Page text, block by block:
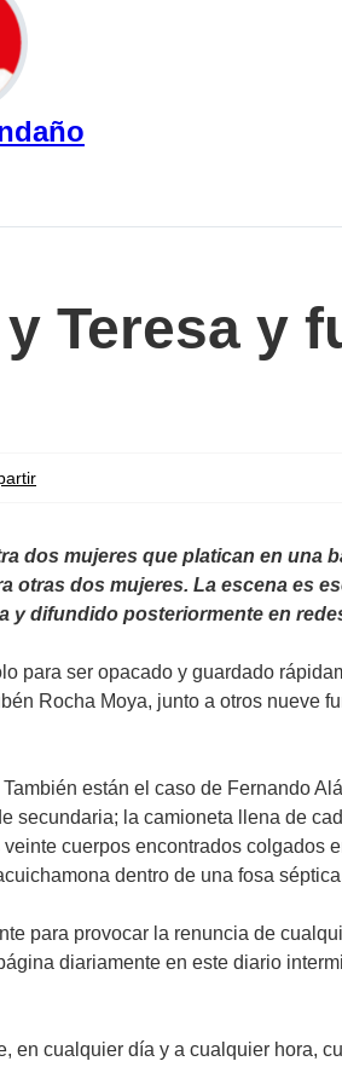
Teresa y
dos mujeres que platican en una
otras dos mujeres. La escena es
y difundido posteriormente en
ser opacado y guardado
Rocha Moya, junto a otros nueve
están el caso de Fernando
secundaria; la camioneta llena de
cuerpos encontrados colgados
dentro de una fosa
para provocar la renuncia de
diariamente en este diario
cualquier día y a cualquier hora,